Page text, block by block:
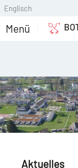
Englisch
Menü
Aktuelles